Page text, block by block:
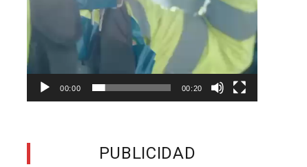
00:00 00:20
PUBLICIDAD